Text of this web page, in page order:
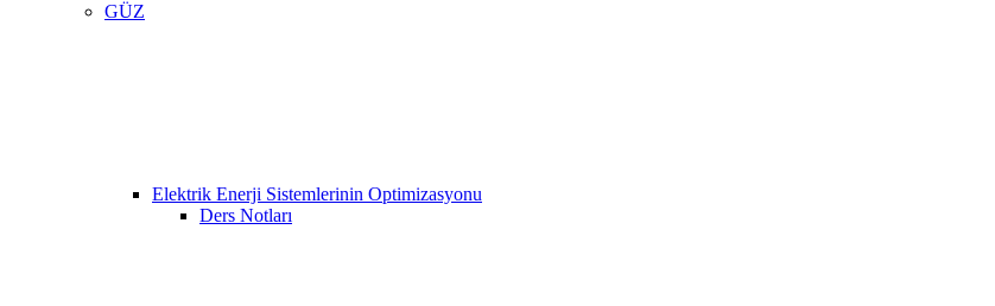
GÜZ
Elektrik Enerji Sistemlerinin Optimizasyonu
Ders Notları